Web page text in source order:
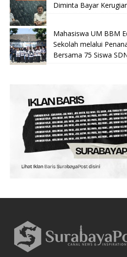
Diminta Bayar
Mahasiswa UM BBM
Sekolah melalui
Bersama 75 Siswa